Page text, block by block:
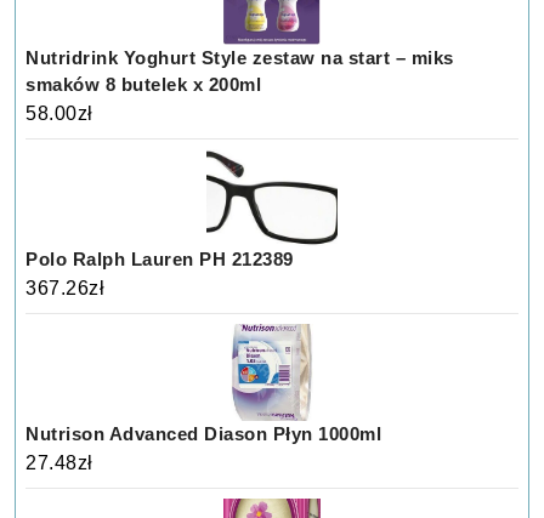
Nutridrink Yoghurt Style zestaw na start – miks
smaków 8 butelek x 200ml
58.00zł
Polo Ralph Lauren PH 212389
367.26zł
Nutrison Advanced Diason Płyn 1000ml
27.48zł